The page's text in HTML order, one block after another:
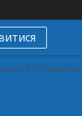
5 (станція